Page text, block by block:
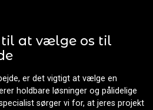
til at vælge os til
er det vigtigt at vælge en
holdbare løsninger og pålidelige
sørger vi for, at jeres projekt